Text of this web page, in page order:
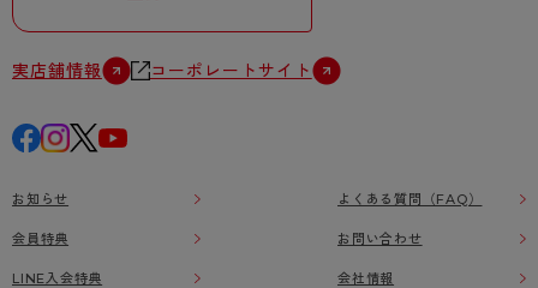
実店舗情報 コーポレートサイト
お知らせ
会員特典
LINE入会特典
よくある質問（FAQ）
お問い合わせ
会社情報